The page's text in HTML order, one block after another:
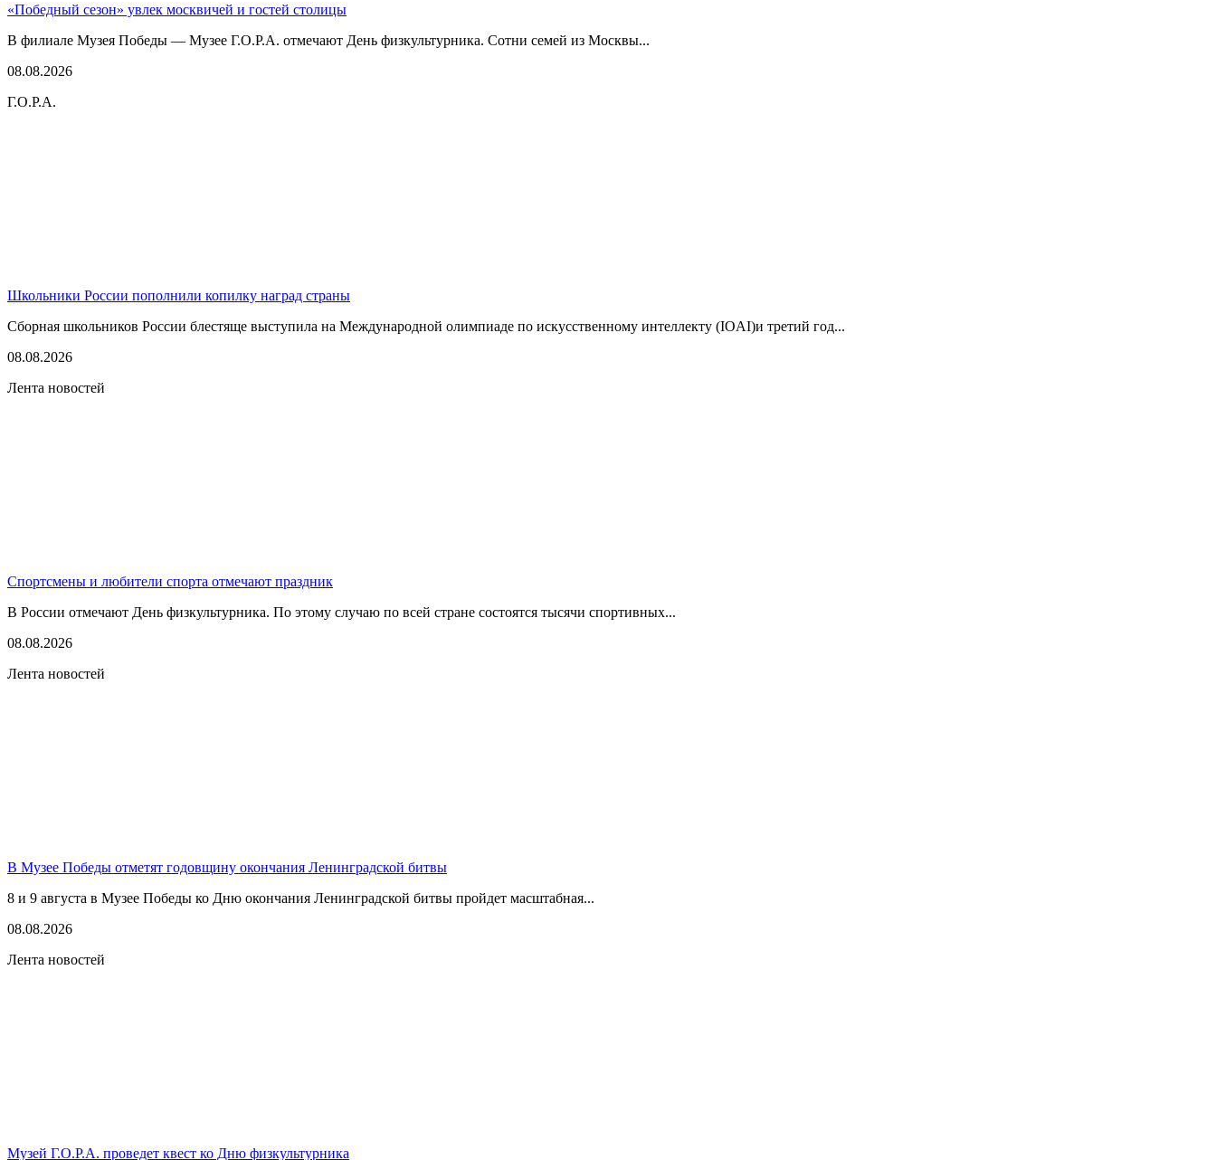
«Победный сезон» увлек москвичей и гостей столицы
В филиале Музея Победы — Музее Г.О.Р.А. отмечают День физкультурника. Сотни семей из Москвы...
08.08.2026
Г.О.Р.А.
Школьники России пополнили копилку наград страны
Сборная школьников России блестяще выступила на Международной олимпиаде по искусственному интеллекту (IOAI)и третий год...
08.08.2026
Лента новостей
Спортсмены и любители спорта отмечают праздник
В России отмечают День физкультурника. По этому случаю по всей стране состоятся тысячи спортивных...
08.08.2026
Лента новостей
В Музее Победы отметят годовщину окончания Ленинградской битвы
8 и 9 августа в Музее Победы ко Дню окончания Ленинградской битвы пройдет масштабная...
08.08.2026
Лента новостей
Музей Г.О.Р.А. проведет квест ко Дню физкультурника